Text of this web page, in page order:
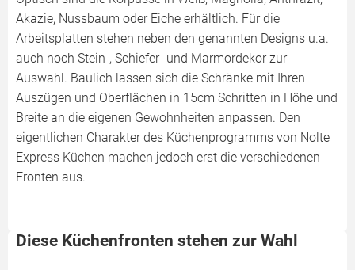
Akazie, Nussbaum oder Eiche erhältlich. Für die
Arbeitsplatten stehen neben den genannten Designs u.a.
auch noch Stein-, Schiefer- und Marmordekor zur
Auswahl. Baulich lassen sich die Schränke mit Ihren
Auszügen und Oberflächen in 15cm Schritten in Höhe und
Breite an die eigenen Gewohnheiten anpassen. Den
eigentlichen Charakter des Küchenprogramms von Nolte
Express Küchen machen jedoch erst die verschiedenen
Fronten aus.
Diese Küchenfronten stehen zur Wahl